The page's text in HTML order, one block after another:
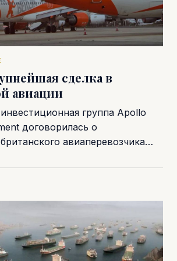
сделка в
авиации
группа Apollo
договорилась о
авиаперевозчика…